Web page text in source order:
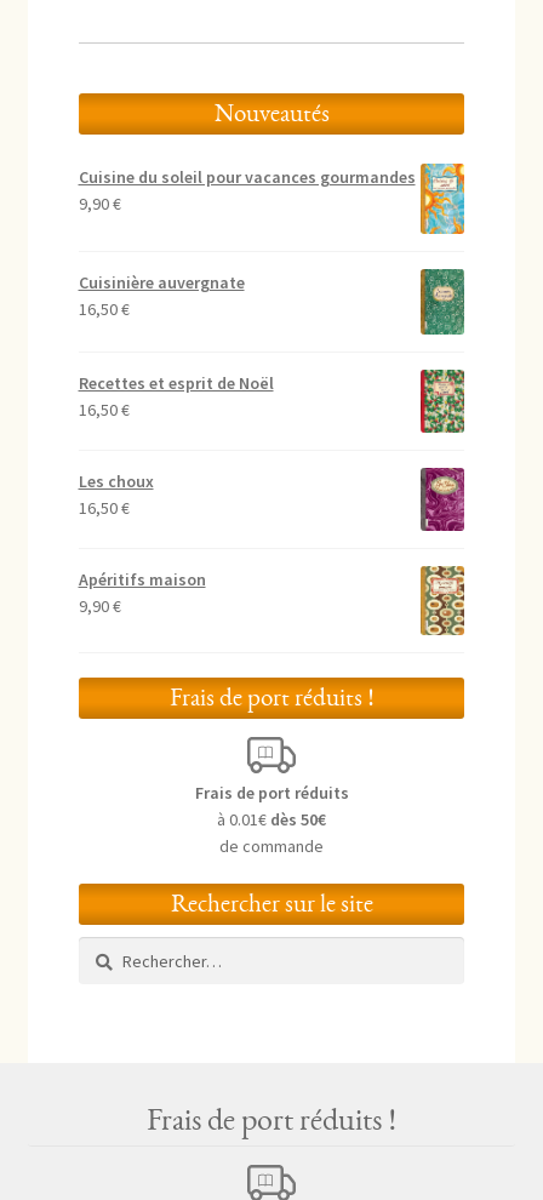
Nouveautés
Cuisine du soleil pour vacances gourmandes
9,90€
Cuisinière auvergnate
16,50€
Recettes et esprit de Noël
16,50€
Les choux
16,50€
Apéritifs maison
9,90€
Frais de port réduits !
Frais de port réduits
à 0.01€ dès 50€
de commande
Rechercher sur le site
Rechercher :
Frais de port réduits !